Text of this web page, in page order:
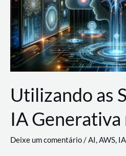
Utilizando as
IA Generativa
Deixe um comentário/AI,AWS, IA